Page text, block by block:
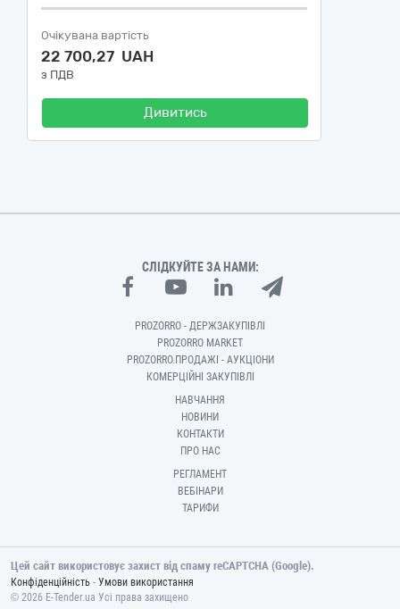
Очікувана вартість
22 700,27 UAH
з ПДВ
Дивитись
СЛІДКУЙТЕ ЗА НАМИ:
PROZORRO - ДЕРЖЗАКУПІВЛІ
PROZORRO MARKET
PROZORRO.ПРОДАЖІ - АУКЦІОНИ
КОМЕРЦІЙНІ ЗАКУПІВЛІ
НАВЧАННЯ
НОВИНИ
КОНТАКТИ
ПРО НАС
РЕГЛАМЕНТ
ВЕБІНАРИ
ТАРИФИ
Цей сайт використовує захист від спаму reCAPTCHA (Google).
Конфіденційність - Умови використання
© 2026 E-Tender.ua Усі права захищено